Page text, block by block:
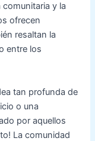
y la
ofrecen
resaltan la
entre los
tan profunda de
o una
por aquellos
La comunidad